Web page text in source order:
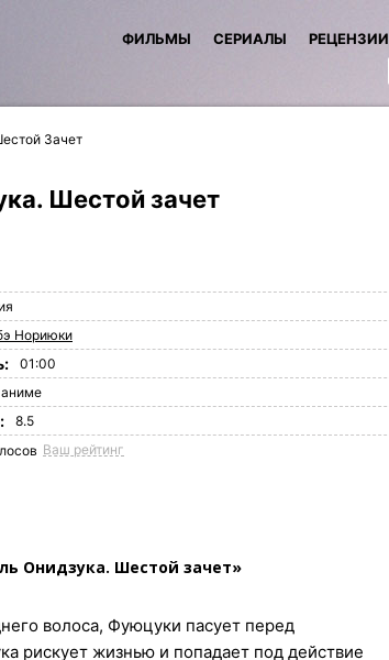
ФИЛЬМЫ СЕРИАЛЫ РЕЦЕНЗИИ
Зачет
Шестой зачет
Нориюки
01:00
аниме
8.5
Ваш рейтинг
Онидзука. Шестой зачет»
волоса, Фуюцуки пасует перед
рискует жизнью и попадает под действие